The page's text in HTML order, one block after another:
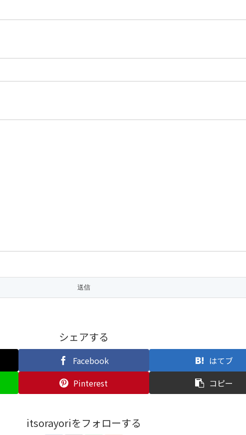
シェアする
Facebook
はてブ
Pinterest コピー
itsorayoriをフォローする